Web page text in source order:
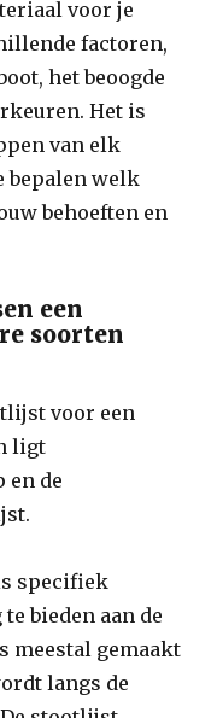
voor je
factoren,
het beoogde
Het is
van elk
bepalen welk
behoeften en
een
soorten
voor een
ligt
en de
specifiek
bieden aan de
meestal gemaakt
langs de